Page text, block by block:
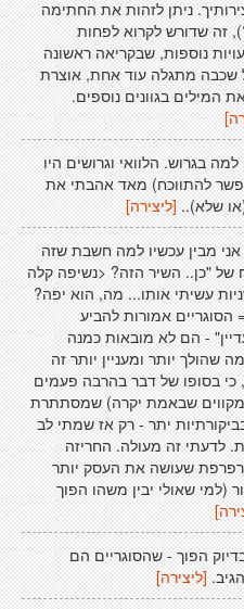
ניתן לזהות את החתימה
זה שדורש לקרוא לפחות
נוספות, שבקריאה ראשונה
שכבה מתגלה עוד אחת, אוצרת
המילים בגוונים נוספים.
בגרוש. הלוואי וגרושים היו
אפשר להתווכח) מאד אהבתי את
שלא).. [ליצירה]
מבין עכשיו למה חשבת שזה
של "כן.. השיר הזה? <נשיפה קלה
עשיתי אותו... מה, הוא יפה?
אמורות להביע
- הם לא מובאות כמנה
יותר ומעניין יותר זה
בסופו של דבר בהרבה פעמים
שבאמת יקרה) שמסתתרת
יתר - רק אז שמתי לב
לדעתי זה מעולה. החריזה
שעושה את העסק יותר
(למי שאולי יבין משהו הפוך
הפוך - שהסוגריים הם
[ליצירה]